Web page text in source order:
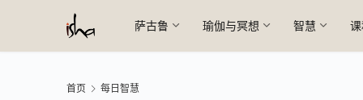
萨古鲁 瑜伽与冥想 智慧
首页 每日智慧